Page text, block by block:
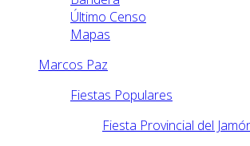
Último Censo
Mapas
Marcos Paz
Fiestas Populares
Fiesta Provincial del